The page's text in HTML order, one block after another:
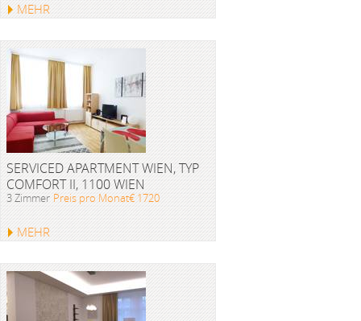
MEHR
SERVICED APARTMENT WIEN, TYP
COMFORT II, 1100 WIEN
3 Zimmer Preis pro Monat€ 1720
MEHR